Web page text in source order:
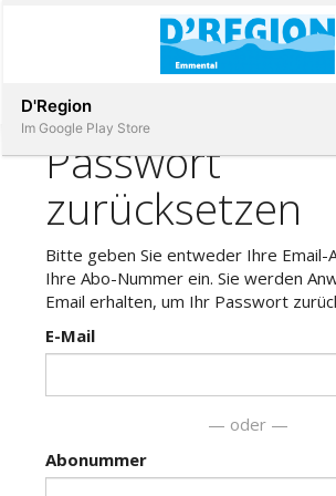
Immobilien
Veranstaltungen
Stellen
Abonnieren
D'Region
Im Google Play Store